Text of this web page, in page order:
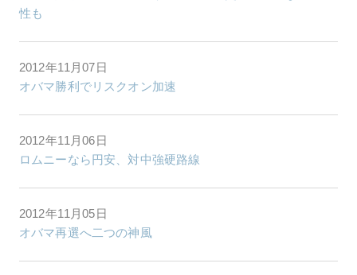
性も
2012年11月07日
オバマ勝利でリスクオン加速
2012年11月06日
ロムニーなら円安、対中強硬路線
2012年11月05日
オバマ再選へ二つの神風